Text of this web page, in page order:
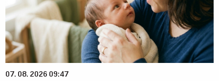
07. 08. 2026 09:47